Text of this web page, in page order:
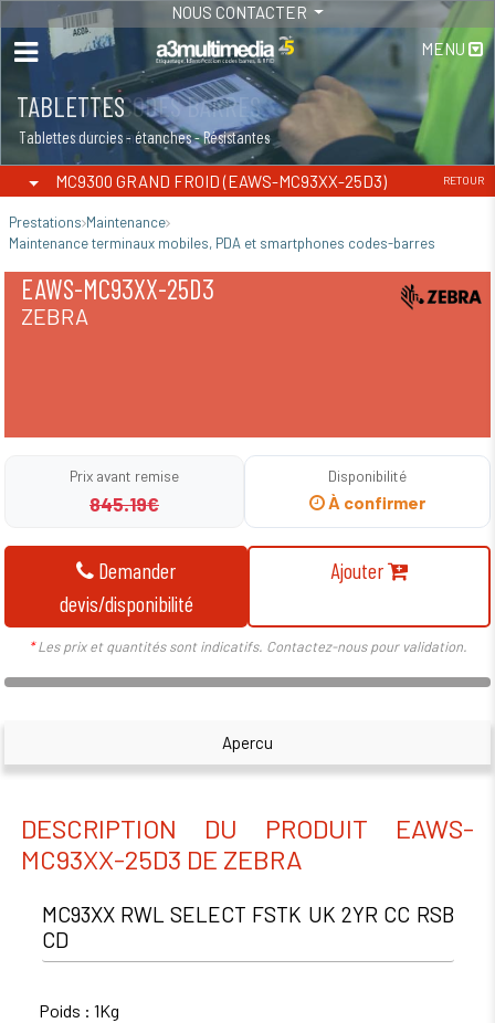
NOUS CONTACTER
MENU
TABLETTES
Tablettes durcies - étanches - Résistantes
MC9300 GRAND FROID (EAWS-MC93XX-25D3) RETOUR
Prestations Maintenance
Maintenance terminaux mobiles, PDA et smartphones codes-barres
EAWS-MC93XX-25D3
ZEBRA
Prix avant remise
845.19€
Disponibilité
À confirmer
Demander
devis/disponibilité
Ajouter
*Les prix et quantités sont indicatifs. Contactez-nous pour validation.
Apercu
DESCRIPTION DU PRODUIT EAWS-
MC93XX-25D3 DE ZEBRA
MC93XX RWL SELECT FSTK UK 2YR CC RSB
CD
Poids : 1Kg